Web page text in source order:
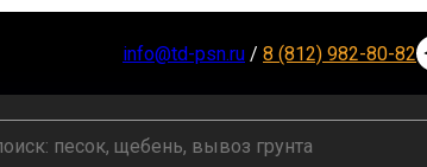
info@td-psn.ru / 8 (812) 982-80-82